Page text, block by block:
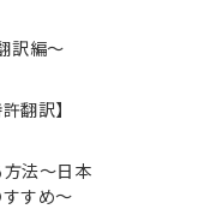
訳編～
翻訳】
法～日本
すめ～